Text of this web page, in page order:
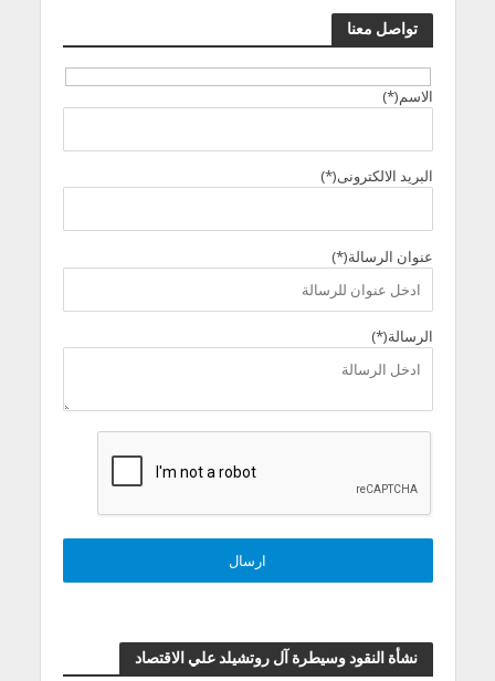
تواصل معنا
الاسم(*)
البريد الالكترونى(*)
عنوان الرسالة(*)
الرسالة(*)
نشأة النقود وسيطرة آل روتشيلد علي الاقتصاد